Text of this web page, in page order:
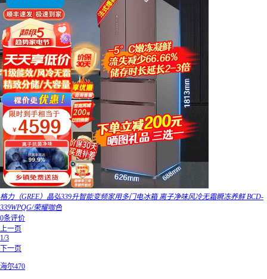
格力（GREE）晶弘339升智能变频家用多门电冰箱 离子净味风冷无霜瞬冻养鲜 BCD-
339WPQG/荣耀咖色
0条评价
上一页
1/3
下一页
海尔470